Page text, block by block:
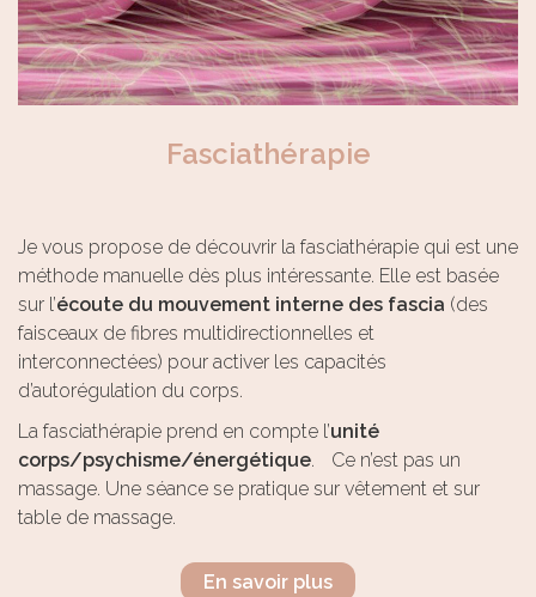
Fasciathérapie
Je vous propose de découvrir la fasciathérapie qui est une
méthode manuelle dès plus intéressante. Elle est basée
sur l’écoute du mouvement interne des fascia (des
faisceaux de fibres multidirectionnelles et
interconnectées) pour activer les capacités
d’autorégulation du corps.
La fasciathérapie prend en compte l’unité
corps/psychisme/énergétique. Ce n’est pas un
massage. Une séance se pratique sur vêtement et sur
table de massage.
En savoir plus